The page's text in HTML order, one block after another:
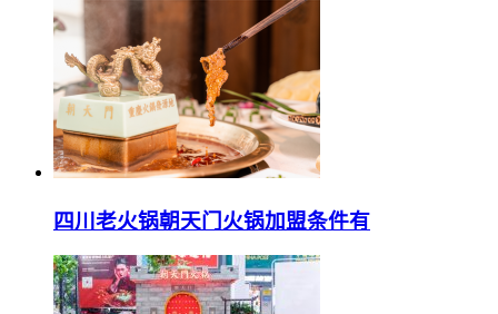
四川老火锅朝天门火锅加盟条件有